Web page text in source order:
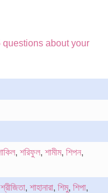
questions about your
, শরিফুল, শামীম, শিপন,
শ্রীজিতা, শাহানারা, শিমু, শিপা,